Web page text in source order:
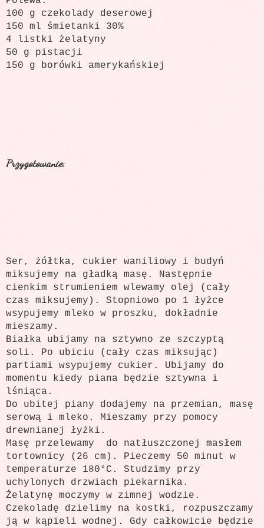
100 g czekolady deserowej
150 ml śmietanki 30%
4 listki żelatyny
50 g pistacji
150 g borówki amerykańskiej
Przygotowanie:
Ser, żółtka, cukier waniliowy i budyń
miksujemy na gładką masę. Następnie
cienkim strumieniem wlewamy olej (cały
czas miksujemy). Stopniowo po 1 łyżce
wsypujemy mleko w proszku, dokładnie
mieszamy.
Białka ubijamy na sztywno ze szczyptą
soli. Po ubiciu (cały czas miksując)
partiami wsypujemy cukier. Ubijamy do
momentu kiedy piana będzie sztywna i
lśniąca.
Do ubitej piany dodajemy na przemian, masę
serową i mleko. Mieszamy przy pomocy
drewnianej łyżki.
Masę przelewamy do natłuszczonej masłem
tortownicy (26 cm). Pieczemy 50 minut w
temperaturze 180°C. Studzimy przy
uchylonych drzwiach piekarnika.
Żelatynę moczymy w zimnej wodzie.
Czekoladę dzielimy na kostki, rozpuszczamy
ją w kąpieli wodnej. Gdy całkowicie będzie